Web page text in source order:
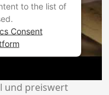
to the list of
Consent
und preiswert